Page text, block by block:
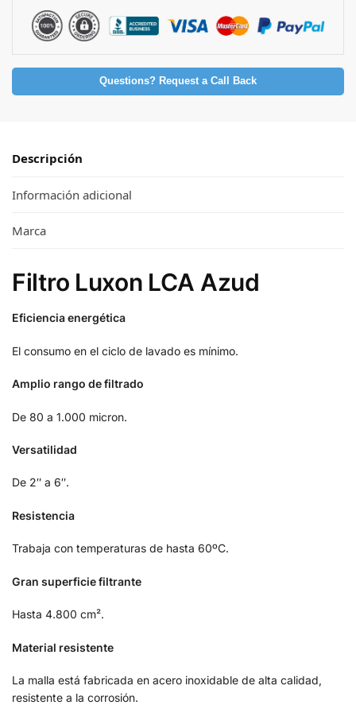
Questions? Request a Call Back
Descripción
Información adicional
Marca
Filtro Luxon LCA Azud
Eficiencia energética
El consumo en el ciclo de lavado es mínimo.
Amplio rango de filtrado
De 80 a 1.000 micron.
Versatilidad
De 2″ a 6″.
Resistencia
Trabaja con temperaturas de hasta 60ºC.
Gran superficie filtrante
Hasta 4.800 cm².
Material resistente
La malla está fabricada en acero inoxidable de alta calidad,
resistente a la corrosión.